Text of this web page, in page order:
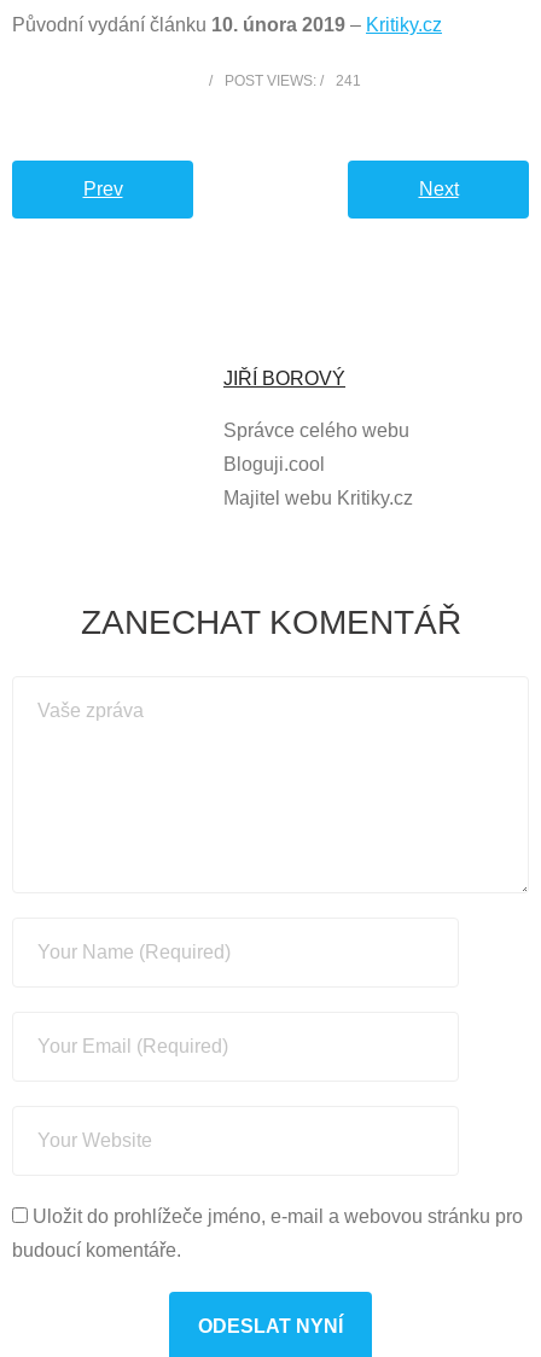
Původní vydání článku 10. února 2019 – Kritiky.cz
POST VIEWS: 241
Prev Next
JIŘÍ BOROVÝ
Správce celého webu
Bloguji.cool
Majitel webu Kritiky.cz
ZANECHAT KOMENTÁŘ
Uložit do prohlížeče jméno, e-mail a webovou stránku pro
budoucí komentáře.